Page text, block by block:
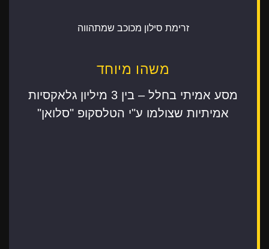
זרימת סילון מכוכב שמתהווה
משהו מיוחד
מסע אמיתי בחלל – בין 3 מיליון גלאקסיות
אמיתיות שצולמו ע"י הטלסקופ "סלואן"